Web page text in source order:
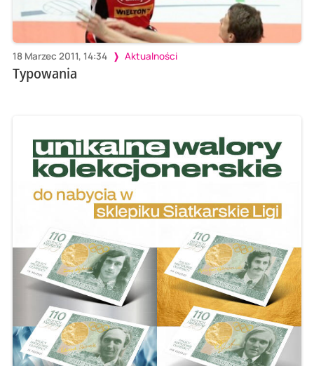
18 Marzec 2011, 14:34 Aktualności
Typowania